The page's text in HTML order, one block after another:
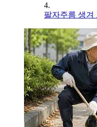
4.
팔자주름 생겨